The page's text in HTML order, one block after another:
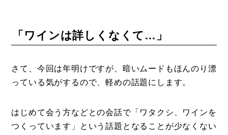
特集
「ワインは詳しくなくて…」
さて、今回は年明けですが、暗いムードもほんのり漂
っている気がするので、軽めの話題にします。
はじめて会う方などとの会話で「ワタクシ、ワインを
つくっています」という話題となることが少なくない